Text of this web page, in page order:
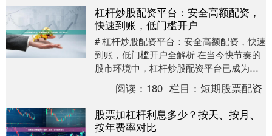
杠杆炒股配资平台：安全高额配资，
快速到账，低门槛开户
# 杠杆炒股配资平台：安全高额配资，快速
到账，低门槛开户全解析 在当今快节奏的
股市环境中，杠杆炒股配资平台已成为许
多投资者扩大收益的重要工具。随着金融
科技的不断....
阅读： 180 栏目：短期股票配资
股票加杠杆利息多少？按天、按月、
按年费率对比